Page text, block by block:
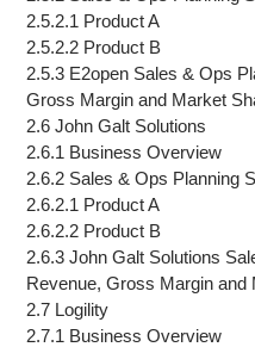
2.5.2.1 Product A
2.5.2.2 Product B
2.5.3 E2open Sales & Ops
Gross Margin and Market
2.6 John Galt Solutions
2.6.1 Business Overview
2.6.2 Sales & Ops Planning
2.6.2.1 Product A
2.6.2.2 Product B
2.6.3 John Galt Solutions
Revenue, Gross Margin and
2.7 Logility
2.7.1 Business Overview